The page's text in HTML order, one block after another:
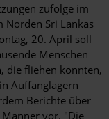
zufolge im
Norden Sri Lankas
20. April soll
Menschen
die fliehen konnten,
Auffanglagern
Berichte über
vor. "Die